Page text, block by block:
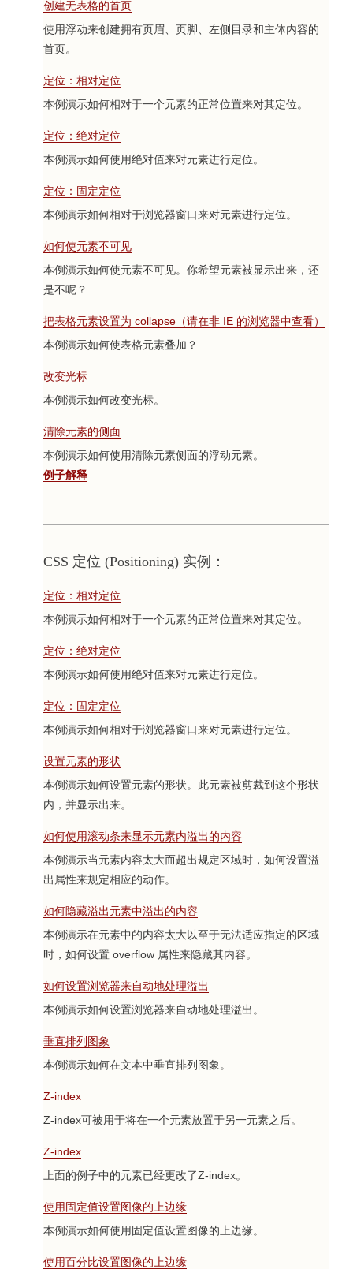
创建无表格的首页
使用浮动来创建拥有页眉、页脚、左侧目录和主体内容的
首页。
定位：相对定位
本例演示如何相对于一个元素的正常位置来对其定位。
定位：绝对定位
本例演示如何使用绝对值来对元素进行定位。
定位：固定定位
本例演示如何相对于浏览器窗口来对元素进行定位。
如何使元素不可见
本例演示如何使元素不可见。你希望元素被显示出来，还
是不呢？
把表格元素设置为 collapse（请在非 IE 的浏览器中查看）
本例演示如何使表格元素叠加？
改变光标
本例演示如何改变光标。
清除元素的侧面
本例演示如何使用清除元素侧面的浮动元素。
例子解释
CSS 定位 (Positioning) 实例：
定位：相对定位
本例演示如何相对于一个元素的正常位置来对其定位。
定位：绝对定位
本例演示如何使用绝对值来对元素进行定位。
定位：固定定位
本例演示如何相对于浏览器窗口来对元素进行定位。
设置元素的形状
本例演示如何设置元素的形状。此元素被剪裁到这个形状
内，并显示出来。
如何使用滚动条来显示元素内溢出的内容
本例演示当元素内容太大而超出规定区域时，如何设置溢
出属性来规定相应的动作。
如何隐藏溢出元素中溢出的内容
本例演示在元素中的内容太大以至于无法适应指定的区域
时，如何设置 overflow 属性来隐藏其内容。
如何设置浏览器来自动地处理溢出
本例演示如何设置浏览器来自动地处理溢出。
垂直排列图象
本例演示如何在文本中垂直排列图象。
Z-index
Z-index可被用于将在一个元素放置于另一元素之后。
Z-index
上面的例子中的元素已经更改了Z-index。
使用固定值设置图像的上边缘
本例演示如何使用固定值设置图像的上边缘。
使用百分比设置图像的上边缘